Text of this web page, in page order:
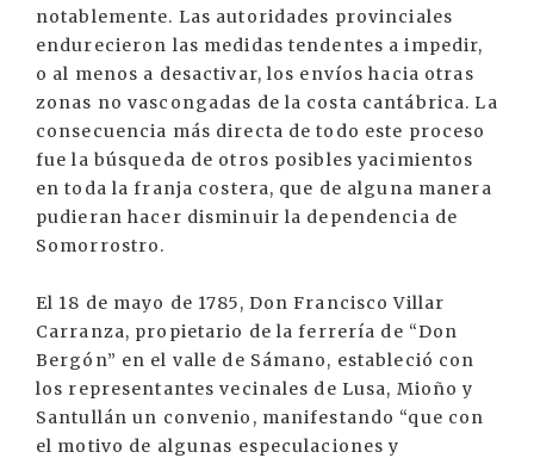
notablemente. Las autoridades provinciales
endurecieron las medidas tendentes a impedir,
o al menos a desactivar, los envíos hacia otras
zonas no vascongadas de la costa cantábrica. La
consecuencia más directa de todo este proceso
fue la búsqueda de otros posibles yacimientos
en toda la franja costera, que de alguna manera
pudieran hacer disminuir la dependencia de
Somorrostro.
El 18 de mayo de 1785, Don Francisco Villar
Carranza, propietario de la ferrería de “Don
Bergón” en el valle de Sámano, estableció con
los representantes vecinales de Lusa, Mioño y
Santullán un convenio, manifestando “que con
el motivo de algunas especulaciones y